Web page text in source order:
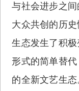
与社会进步之
大众共创的历
生态发生了积
形式的简单替
的全新文艺生